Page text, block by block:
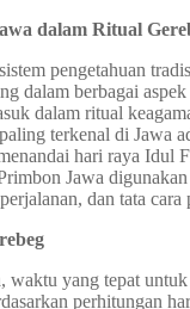
dalam Ritual
pengetahuan
dalam berbagai
dalam ritual
terkenal di Jawa
hari raya Idul
Jawa
dan tata cara
waktu yang tepat untuk
perhitungan